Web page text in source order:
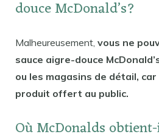
douce McDonald’s?
Malheureusement, vous ne
sauce aigre-douce
ou les magasins de détail, car
produit offert au public.
Où McDonalds